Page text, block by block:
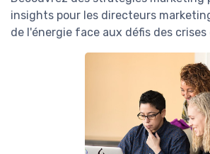
insights pour les directeurs
de l'énergie face aux défis des